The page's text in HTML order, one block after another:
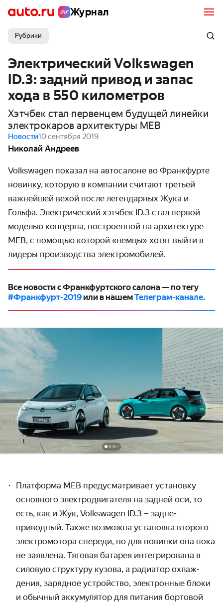
Журнал
Рубрики
Электрический Volkswagen
ID.3: задний привод и запас
хода в 550 километров
Хэтчбек стал первенцем будущей линейки
электрокаров архитектуры MEB
Новости10 сентября 2019
Николай Андреев
Volkswagen показал на автосалоне во Франк­фурте
новинку, которую в компании считают третьей
важнейшей вехой после леген­дарных Жука и
Гольфа. Электри­ческий хэтчбек ID.3 стал первой
моделью концерна, построенной на архи­тектуре
MEB, с помощью которой «немцы» хотят выйти в
лидеры производ­ства электро­мобилей.
Все новости с Франкфуртского салона — по тегу
#Франкфурт-2019или в нашемТелеграм-канале.
Платформа MEB предусматривает установку
основного электро­двигателя на задней оси, то
есть, как и Жук, Volkswagen ID.3 – задне­
приводный. Также возможна установка второго
электро­мотора спереди, но для новинки она пока
не заявлена. Тяговая батарея интегри­рована в
силовую структуру кузова, а радиатор охлаж­
дения, зарядное устрой­ство, электронные блоки
и обычный аккуму­лятор для питания бортовой